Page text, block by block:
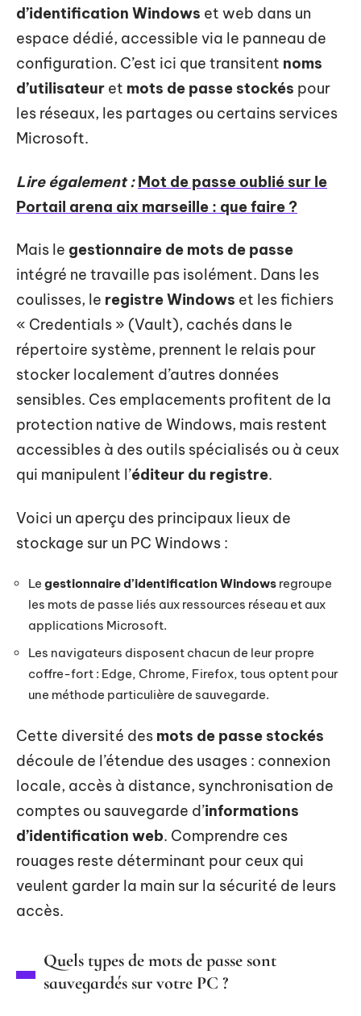
d’identification Windows et web dans un
espace dédié, accessible via le panneau de
configuration. C’est ici que transitent noms
d’utilisateur et mots de passe stockés pour
les réseaux, les partages ou certains services
Microsoft.
Lire également : Mot de passe oublié sur le
Portail arena aix marseille : que faire ?
Mais le gestionnaire de mots de passe
intégré ne travaille pas isolément. Dans les
coulisses, le registre Windows et les fichiers
« Credentials » (Vault), cachés dans le
répertoire système, prennent le relais pour
stocker localement d’autres données
sensibles. Ces emplacements profitent de la
protection native de Windows, mais restent
accessibles à des outils spécialisés ou à ceux
qui manipulent l’éditeur du registre.
Voici un aperçu des principaux lieux de
stockage sur un PC Windows :
Le gestionnaire d’identification Windows regroupe
les mots de passe liés aux ressources réseau et aux
applications Microsoft.
Les navigateurs disposent chacun de leur propre
coffre-fort : Edge, Chrome, Firefox, tous optent pour
une méthode particulière de sauvegarde.
Cette diversité des mots de passe stockés
découle de l’étendue des usages : connexion
locale, accès à distance, synchronisation de
comptes ou sauvegarde d’informations
d’identification web. Comprendre ces
rouages reste déterminant pour ceux qui
veulent garder la main sur la sécurité de leurs
accès.
Quels types de mots de passe sont
sauvegardés sur votre PC ?